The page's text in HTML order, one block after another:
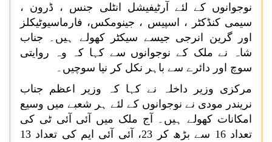
نوجوانوں کے لئے آرٹیفیشل انٹلی جنس ، ڈرون ،
سیمی کنڈکٹر ، اسپیس ، جینومکس، فارماسیوٹیکلز
اور گرین انرجی جیسے سیکٹر کھولے ہیں۔ جناب
شاہ نے ملک کے نوجوانوں سے کہا کہ وہ روایتی
سوچ اور دائرے سے باہر نکل کر نیا سوچیں۔
مرکزی وزیر داخلہ نے کہا کہ وزیر اعظم جناب
نریندر مودی نے نوجوانوں کے لئے ہر شعبے میں وسیع
امکانات کھولے ہیں۔ آج ملک میں آئی آئی ٹی کی
تعداد 16 سے بڑھ کر 23، آئی آئی ایم کی تعداد 13